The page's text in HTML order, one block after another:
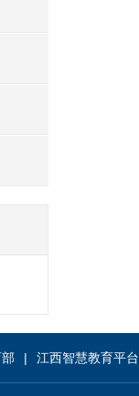
江西智慧教育平台